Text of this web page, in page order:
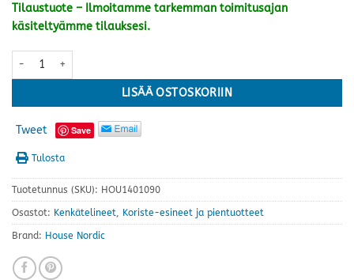
Tilaustuote – Ilmoitamme tarkemman toimitusajan
käsiteltyämme tilauksesi.
Padova kenkäpenkki, harmaa/musta/teräs määrä
LISÄÄ OSTOSKORIIN
Tweet Save
Tulosta
Tuotetunnus (SKU): HOU1401090
Osastot: Kenkätelineet, Koriste-esineet ja pientuotteet
Brand: House Nordic